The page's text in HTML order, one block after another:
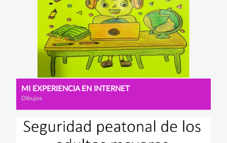
MI EXPERIENCIA EN INTERNET
Dibujos